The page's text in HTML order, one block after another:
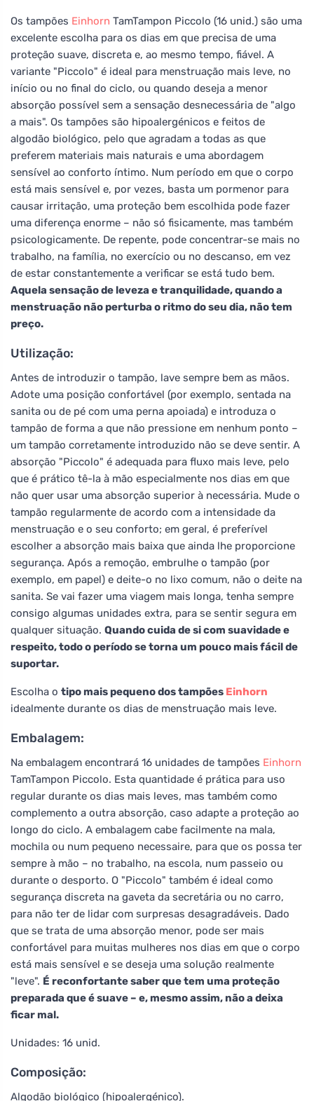
Os tampões Einhorn TamTampon Piccolo (16 unid.) são uma
excelente escolha para os dias em que precisa de uma
proteção suave, discreta e, ao mesmo tempo, fiável. A
variante "Piccolo" é ideal para menstruação mais leve, no
início ou no final do ciclo, ou quando deseja a menor
absorção possível sem a sensação desnecessária de "algo
a mais". Os tampões são hipoalergénicos e feitos de
algodão biológico, pelo que agradam a todas as que
preferem materiais mais naturais e uma abordagem
sensível ao conforto íntimo. Num período em que o corpo
está mais sensível e, por vezes, basta um pormenor para
causar irritação, uma proteção bem escolhida pode fazer
uma diferença enorme – não só fisicamente, mas também
psicologicamente. De repente, pode concentrar-se mais no
trabalho, na família, no exercício ou no descanso, em vez
de estar constantemente a verificar se está tudo bem.
Aquela sensação de leveza e tranquilidade, quando a
menstruação não perturba o ritmo do seu dia, não tem
preço.
Utilização:
Antes de introduzir o tampão, lave sempre bem as mãos.
Adote uma posição confortável (por exemplo, sentada na
sanita ou de pé com uma perna apoiada) e introduza o
tampão de forma a que não pressione em nenhum ponto –
um tampão corretamente introduzido não se deve sentir. A
absorção "Piccolo" é adequada para fluxo mais leve, pelo
que é prático tê-la à mão especialmente nos dias em que
não quer usar uma absorção superior à necessária. Mude o
tampão regularmente de acordo com a intensidade da
menstruação e o seu conforto; em geral, é preferível
escolher a absorção mais baixa que ainda lhe proporcione
segurança. Após a remoção, embrulhe o tampão (por
exemplo, em papel) e deite-o no lixo comum, não o deite na
sanita. Se vai fazer uma viagem mais longa, tenha sempre
consigo algumas unidades extra, para se sentir segura em
qualquer situação. Quando cuida de si com suavidade e
respeito, todo o período se torna um pouco mais fácil de
suportar.
Escolha o tipo mais pequeno dos tampões Einhorn
idealmente durante os dias de menstruação mais leve.
Embalagem:
Na embalagem encontrará 16 unidades de tampões Einhorn
TamTampon Piccolo. Esta quantidade é prática para uso
regular durante os dias mais leves, mas também como
complemento a outra absorção, caso adapte a proteção ao
longo do ciclo. A embalagem cabe facilmente na mala,
mochila ou num pequeno necessaire, para que os possa ter
sempre à mão – no trabalho, na escola, num passeio ou
durante o desporto. O "Piccolo" também é ideal como
segurança discreta na gaveta da secretária ou no carro,
para não ter de lidar com surpresas desagradáveis. Dado
que se trata de uma absorção menor, pode ser mais
confortável para muitas mulheres nos dias em que o corpo
está mais sensível e se deseja uma solução realmente
"leve". É reconfortante saber que tem uma proteção
preparada que é suave – e, mesmo assim, não a deixa
ficar mal.
Unidades: 16 unid.
Composição:
Algodão biológico (hipoalergénico).